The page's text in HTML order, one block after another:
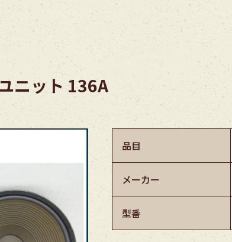
ニット 136A
品目
メーカー
型番